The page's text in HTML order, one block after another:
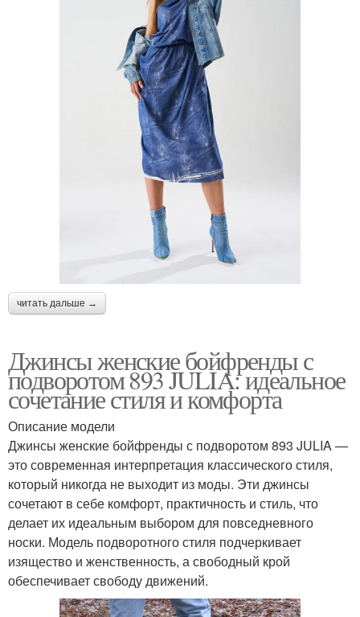
читать дальше →
Джинсы женские бойфренды с
подворотом 893 JULIA: идеальное
сочетание стиля и комфорта
Описание модели
Джинсы женские бойфренды с подворотом 893 JULIA —
это современная интерпретация классического стиля,
который никогда не выходит из моды. Эти джинсы
сочетают в себе комфорт, практичность и стиль, что
делает их идеальным выбором для повседневного
носки. Модель подворотного стиля подчеркивает
изящество и женственность, а свободный крой
обеспечивает свободу движений.